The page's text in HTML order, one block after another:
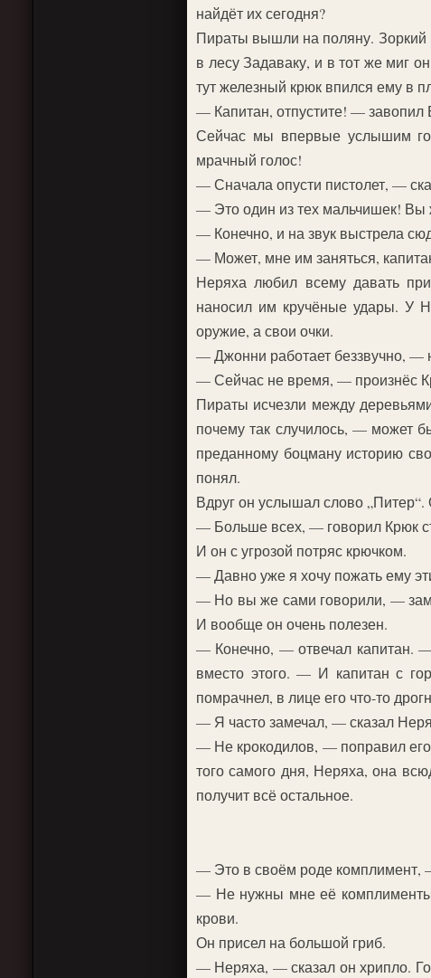
найдёт их сегодня?
Пираты вышли на поляну. Зоркий
в лесу Задаваку, и в тот же миг
тут железный крюк впился ему в
— Капитан, отпустите! — завопил
Сейчас мы впервые услышим
мрачный голос!
— Сначала опусти пистолет, —
— Это один из тех мальчишек! Вы
— Конечно, и на звук выстрела
— Может, мне им заняться,
Неряха любил всему давать
наносил им кручёные удары. У
оружие, а свои очки.
— Джонни работает беззвучно, —
— Сейчас не время, — произнёс
Пираты исчезли между
почему так случилось, — может
преданному боцману историю
понял.
Вдруг он услышал слово
— Больше всех, — говорил Крюк
И он с угрозой потряс крючком.
— Давно уже я хочу пожать ему
— Но вы же сами говорили, —
И вообще он очень полезен.
— Конечно, — отвечал капитан.
вместо этого. — И капитан с
помрачнел, в лице его что-то
— Я часто замечал, — сказал
— Не крокодилов, — поправил
того самого дня, Неряха, она
получит всё остальное.
— Это в своём роде комплимент,
— Не нужны мне её
крови.
Он присел на большой гриб.
— Неряха, — сказал он хрипло.